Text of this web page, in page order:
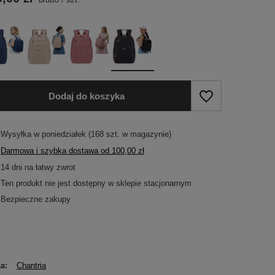
Dodaj do koszyka
Wysyłkaw poniedziałek (168 szt. w magazynie)
Darmowa i szybka dostawa od 100,00 zł
14 dni na łatwy zwrot
Ten produkt nie jest dostępny w sklepie stacjonarnym
Bezpieczne zakupy
Chantria